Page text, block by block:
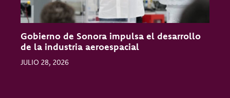
Gobierno de Sonora impulsa el desarrollo
de la industria aeroespacial
JULIO 28, 2026